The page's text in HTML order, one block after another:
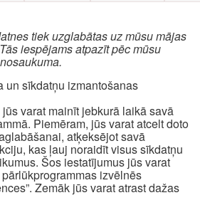
tiek uzglabātas uz mūsu mājas
iespējams atpazīt pēc mūsu
un sīkdatņu izmantošanas
varat mainīt jebkurā laikā savā
Piemēram, jūs varat atcelt doto
atķeksējot savā
kas ļauj noraidīt visus sīkdatņu
Šos iestatījumus jūs varat
izvēlnēs
Zemāk jūs varat atrast dažas